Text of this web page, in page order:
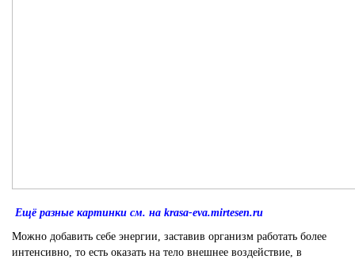
Ещё разные картинки см. на krasa-eva.mirtesen.ru
Можно добавить себе энергии, заставив организм работать более
интенсивно, то есть оказать на тело внешнее воздействие, в